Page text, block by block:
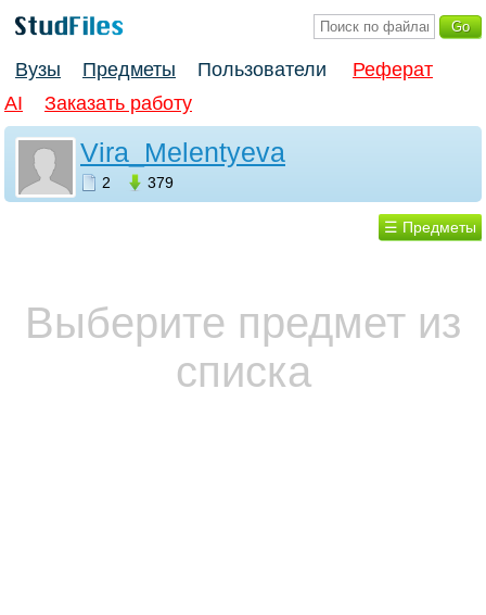
Вузы Предметы Пользователи
Реферат
AI
Заказать работу
Vira_Melentyeva
2 379
☰ Предметы
Выберите предмет из
списка